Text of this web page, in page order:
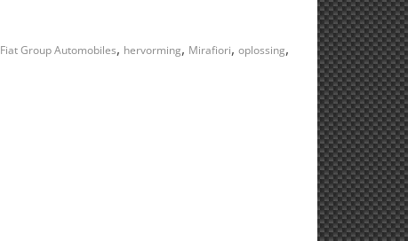
Fiat Group Automobiles, hervorming, Mirafiori, oplossing,